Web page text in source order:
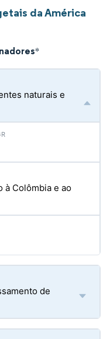
da América
*
naturais e
à Colômbia e ao
de